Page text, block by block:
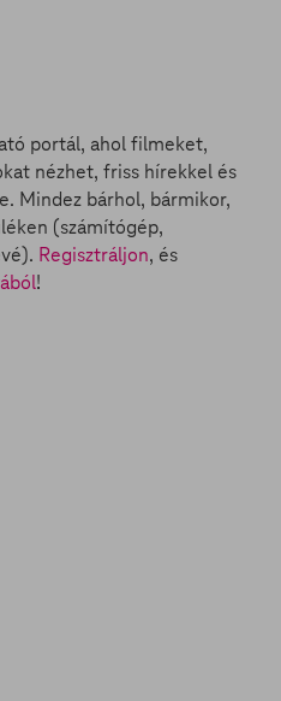
portál, ahol filmeket,
nézhet, friss hírekkel és
Mindez bárhol, bármikor,
(számítógép,
Regisztráljon, és
!